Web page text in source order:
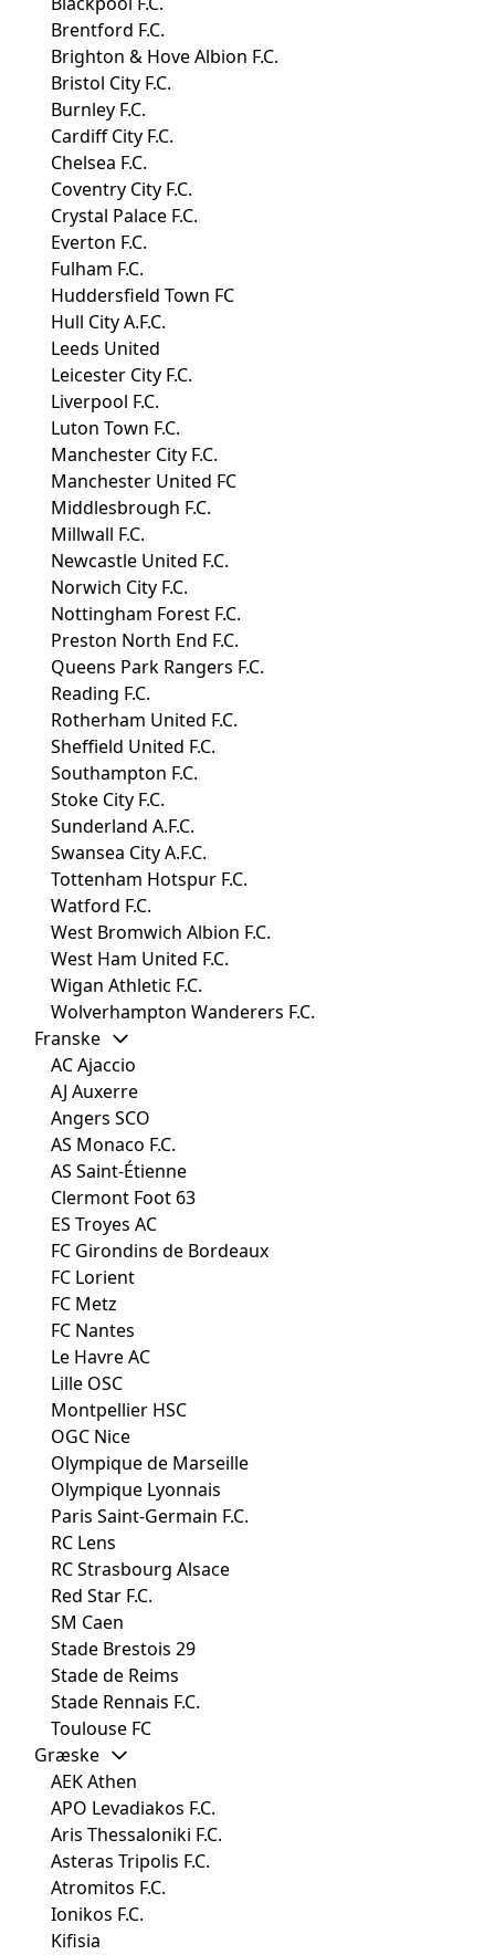
Brentford F.C.
Brighton & Hove Albion F.C.
Bristol City F.C.
Burnley F.C.
Cardiff City F.C.
Chelsea F.C.
Coventry City F.C.
Crystal Palace F.C.
Everton F.C.
Fulham F.C.
Huddersfield Town FC
Hull City A.F.C.
Leeds United
Leicester City F.C.
Liverpool F.C.
Luton Town F.C.
Manchester City F.C.
Manchester United FC
Middlesbrough F.C.
Millwall F.C.
Newcastle United F.C.
Norwich City F.C.
Nottingham Forest F.C.
Preston North End F.C.
Queens Park Rangers F.C.
Reading F.C.
Rotherham United F.C.
Sheffield United F.C.
Southampton F.C.
Stoke City F.C.
Sunderland A.F.C.
Swansea City A.F.C.
Tottenham Hotspur F.C.
Watford F.C.
West Bromwich Albion F.C.
West Ham United F.C.
Wigan Athletic F.C.
Wolverhampton Wanderers F.C.
Franske
AC Ajaccio
AJ Auxerre
Angers SCO
AS Monaco F.C.
AS Saint-Étienne
Clermont Foot 63
ES Troyes AC
FC Girondins de Bordeaux
FC Lorient
FC Metz
FC Nantes
Le Havre AC
Lille OSC
Montpellier HSC
OGC Nice
Olympique de Marseille
Olympique Lyonnais
Paris Saint-Germain F.C.
RC Lens
RC Strasbourg Alsace
Red Star F.C.
SM Caen
Stade Brestois 29
Stade de Reims
Stade Rennais F.C.
Toulouse FC
Græske
AEK Athen
APO Levadiakos F.C.
Aris Thessaloniki F.C.
Asteras Tripolis F.C.
Atromitos F.C.
Ionikos F.C.
Kifisia